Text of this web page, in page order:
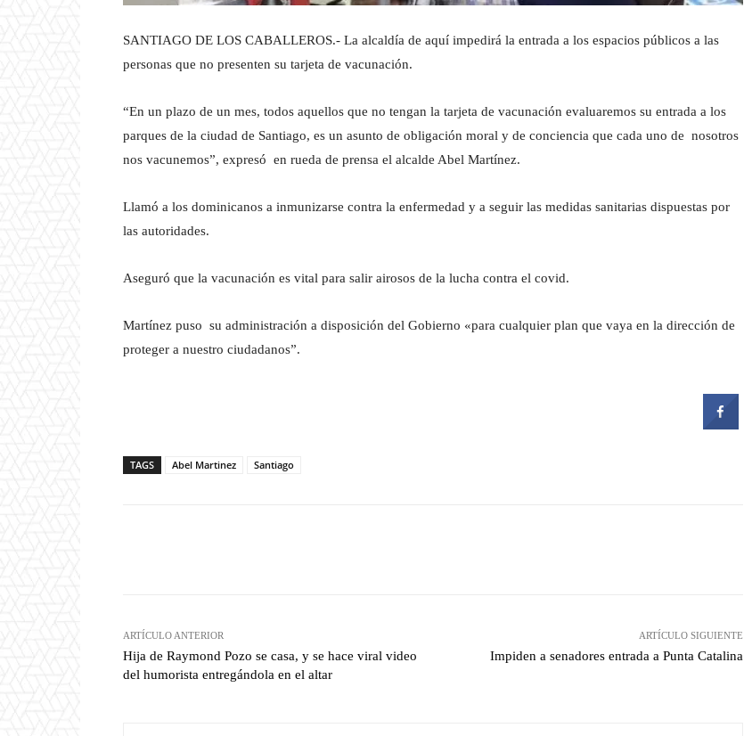
SANTIAGO DE LOS CABALLEROS.- La alcaldía de aquí impedirá la entrada a los espacios públicos a las
personas que no presenten su tarjeta de vacunación.
“En un plazo de un mes, todos aquellos que no tengan la tarjeta de vacunación evaluaremos su entrada a los
parques de la ciudad de Santiago, es un asunto de obligación moral y de conciencia que cada uno de nosotros
nos vacunemos”, expresó en rueda de prensa el alcalde Abel Martínez.
Llamó a los dominicanos a inmunizarse contra la enfermedad y a seguir las medidas sanitarias dispuestas por
las autoridades.
Aseguró que la vacunación es vital para salir airosos de la lucha contra el covid.
Martínez puso su administración a disposición del Gobierno «para cualquier plan que vaya en la dirección de
proteger a nuestro ciudadanos”.
TAGS Abel Martinez Santiago
ARTÍCULO ANTERIOR
Hija de Raymond Pozo se casa, y se hace viral video
del humorista entregándola en el altar
ARTÍCULO SIGUIENTE
Impiden a senadores entrada a Punta Catalina